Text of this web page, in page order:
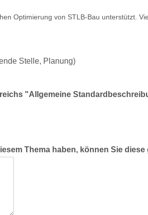
Optimierung von STLB-Bau unterstützt.
Stelle, Planung)
"Allgemeine
Thema haben, können Sie